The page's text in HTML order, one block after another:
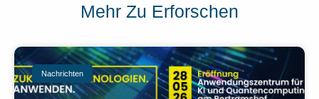
Mehr Zu Erforschen
Nachrichten